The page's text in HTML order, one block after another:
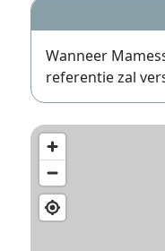
Wanneer
referentie zal